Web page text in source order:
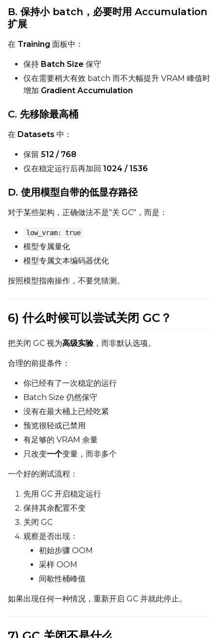
B. 保持小 batch，必要时用 Accumulation
扩展
在 Training 面板中：
保持 Batch Size 保守
仅在需要稍大有效 batch 而不大幅提升 VRAM 峰值时
增加 Gradient Accumulation
C. 先移除最高桶
在 Datasets 中：
保留 512 / 768
仅在稳定运行后再加回 1024 / 1536
D. 使用模型自带的低显存路径
对于某些架构，正确做法不是"关 GC"，而是：
low_vram: true
模型专属量化
模型专属文本编码器优化
按照模型指南操作，不要凭猜测。
6) 什么时候可以尝试关闭 GC？
把关闭 GC 视为高级实验，而非默认选项。
合理的前提条件：
你已经有了一次稳定的运行
Batch Size 仍然保守
没有在最大桶上已经吃紧
预览很轻或已禁用
有足够的 VRAM 余量
只改变一个变量，而非多个
一个好的测试流程：
先用 GC 开启稳定运行
保持其余配置不变
关闭 GC
观察是否出现：
初始步骤 OOM
采样 OOM
间歇性桶峰值
如果出现任何一种情况，重新开启 GC 并就此停止。